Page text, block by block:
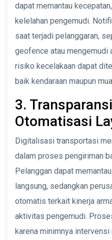
dapat memantau
kelelahan pengemudi.
saat terjadi pelanggaran,
geofence atau mengemudi
risiko kecelakaan dapat
baik kendaraan maupun
3.
Otomatisasi
Digitalisasi transportasi
dalam proses pengiriman
Pelanggan dapat
langsung, sedangkan
otomatis terkait kinerja
aktivitas pengemudi.
karena minimnya